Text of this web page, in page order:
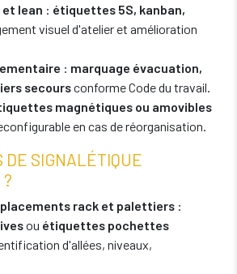
et lean : étiquettes 5S, kanban,
visuel d'atelier et amélioration
: marquage évacuation,
secoursconforme Code du travail.
magnétiques ou amovibles
en cas de réorganisation.
DE SIGNALÉTIQUE
rack et palettiers :
ou étiquettes pochettes
d'allées, niveaux,